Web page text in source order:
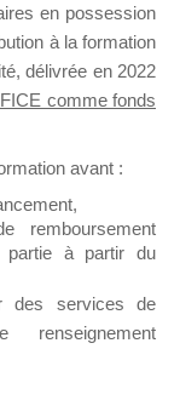
de
l’Appel à
support
message
en possession
à la formation
délivrée en 2022
comme fonds
avant :
remboursement
partie à partir du
des services de